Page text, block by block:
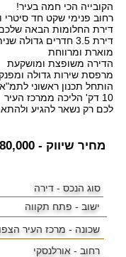
הקובייה הכי חמה בעיר!
רחוב פנימי שקט חד סיטרי
דירת החלומות הבאה
דירת 3.5 חדרים גדולה שניתן להסב בקלות ל-4
מוארת ומרווחת
הדירה משופצת ומושקעת
מרפסת שירות גדולה
הותחל תכנון ראשוני לתמ"א 38
10 דק' הליכה ממרכז העיר
לכם רק נשאר להגיע
מחיר שיווק - 1,380,000 ₪
סוג הנכס - דירה
ישוב - פתח תקווה
שכונה - מרכז העיר
רחוב - אורלנסקי